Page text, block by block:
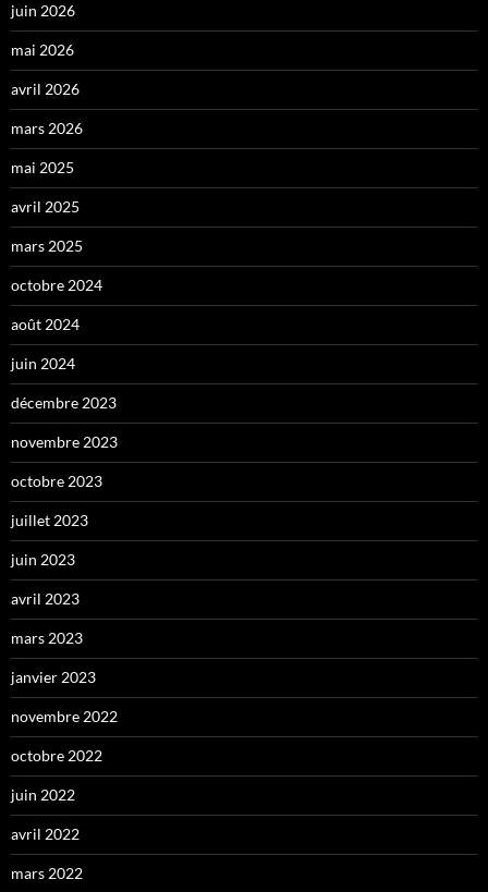
juin 2026
mai 2026
avril 2026
mars 2026
mai 2025
avril 2025
mars 2025
octobre 2024
août 2024
juin 2024
décembre 2023
novembre 2023
octobre 2023
juillet 2023
juin 2023
avril 2023
mars 2023
janvier 2023
novembre 2022
octobre 2022
juin 2022
avril 2022
mars 2022